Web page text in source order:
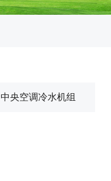
中央空调冷水机组